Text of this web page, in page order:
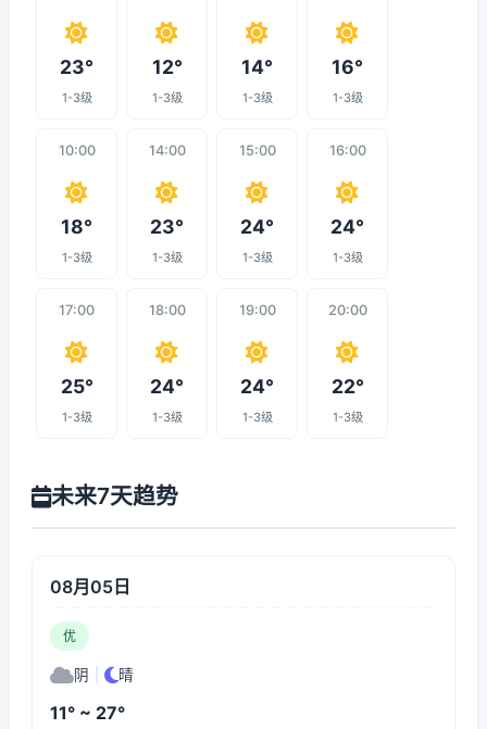
23°
1-3级
12°
1-3级
14°
1-3级
16°
1-3级
10:00
18°
1-3级
14:00
23°
1-3级
15:00
24°
1-3级
16:00
24°
1-3级
17:00
25°
1-3级
18:00
24°
1-3级
19:00
24°
1-3级
20:00
22°
1-3级
未来7天趋势
08月05日
优
阴 晴
11° ~ 27°